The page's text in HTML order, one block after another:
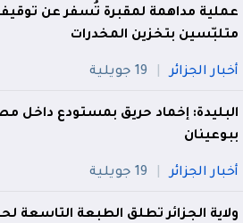
متلبّسين بتخزين المخدرات
أخبار الجزائر 19 جويلية
البليدة: إخماد حريق بمستودع داخل
ببوعينان
أخبار الجزائر 19 جويلية
ولاية الجزائر تطلق الطبعة التاسعة